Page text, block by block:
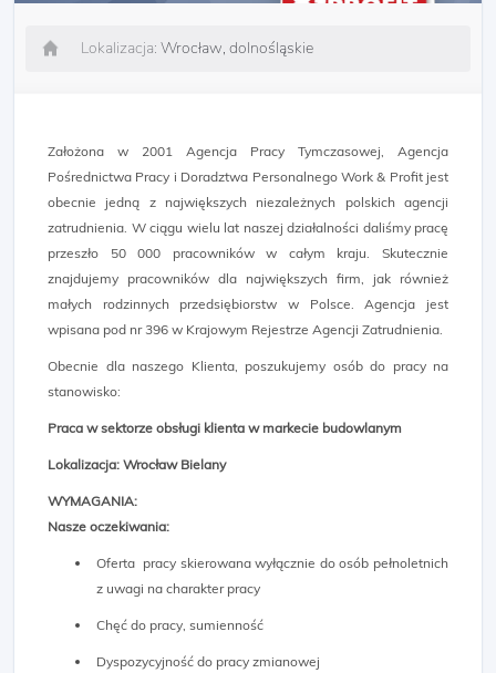
Lokalizacja: Wrocław, dolnośląskie
Założona w 2001 Agencja Pracy Tymczasowej, Agencja
Pośrednictwa Pracy i Doradztwa Personalnego Work & Profit jest
obecnie jedną z największych niezależnych polskich agencji
zatrudnienia. W ciągu wielu lat naszej działalności daliśmy pracę
przeszło 50 000 pracowników w całym kraju. Skutecznie
znajdujemy pracowników dla największych firm, jak również
małych rodzinnych przedsiębiorstw w Polsce. Agencja jest
wpisana pod nr 396 w Krajowym Rejestrze Agencji Zatrudnienia.
Obecnie dla naszego Klienta, poszukujemy osób do pracy na
stanowisko:
Praca w sektorze obsługi klienta w markecie budowlanym
Lokalizacja: Wrocław Bielany
WYMAGANIA:
Nasze oczekiwania:
Oferta pracy skierowana wyłącznie do osób pełnoletnich
z uwagi na charakter pracy
Chęć do pracy, sumienność
Dyspozycyjność do pracy zmianowej